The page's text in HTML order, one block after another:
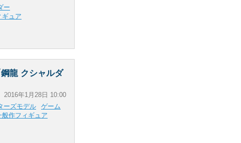
ー
ギュア
龍 クシャルダ
2016年1月28日 10:00
ーズモデル
ゲーム
般作フィギュア